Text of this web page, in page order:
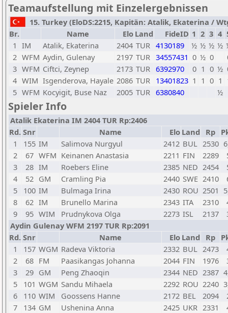
Teamaufstellung mit Einzelergebnissen
15. Turkey (EloDS:2215, Kapitän: Atalik, Ekaterina /
Br.
Name Elo Land FideID 1 2 3 4
1 IM Atalik, Ekaterina 2404 TUR 4130189 ½ ½ ½ ½
2 WFM Aydin, Gulenay 2197 TUR 34557431 0 ½ 0
3 WFM Ciftci, Zeynep 2173 TUR 6392970 0 1 0 ½
4 WIM Isgenderova, Hayale 2086 TUR 13401823 1 1 0 1
5 WFM Kocyigit, Buse Naz 2005 TUR 6380840 ½
Spieler Info
Atalik Ekaterina IM 2404 TUR Rp:2406
Rd. Snr Name Elo Land Rp
1
155 IM Salimova Nurgyul 2412 BUL 2530
2
67 WFM Keinanen Anastasia 2211 FIN 2289
3
28 IM Roebers Eline 2385 NED 2454
4
52 GM Cramling Pia 2440 SWE 2410
5
100 IM Bulmaga Irina 2430 ROU 2501
8
62 IM Brunello Marina 2343 ITA 2310
9
95 WIM Prudnykova Olga 2273 ISL 2137
Aydin Gulenay WFM 2197 TUR Rp:2091
Rd. Snr Name Elo Land Rp
1
157 WGM Radeva Viktoria 2332 BUL 2473
2
68 FM Paasikangas Johanna 2044 FIN 1976
3
29 GM Peng Zhaoqin 2344 NED 2387
5
101 WGM Sandu Mihaela 2292 ROU 2240
6
110 WIM Goossens Hanne 2172 BEL 2094
7
134 GM Ushenina Anna 2425 UKR 2331